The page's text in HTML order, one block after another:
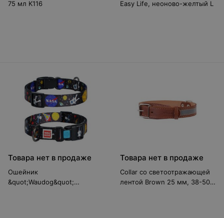
75 мл K116
Easy Life, неоново-желтый L
Товара нет в продаже
Ошейник
&quot;Waudog&quot;
Товара нет в продаже
Collar со светоотражающей
лентой Brown 25 мм, 38-50